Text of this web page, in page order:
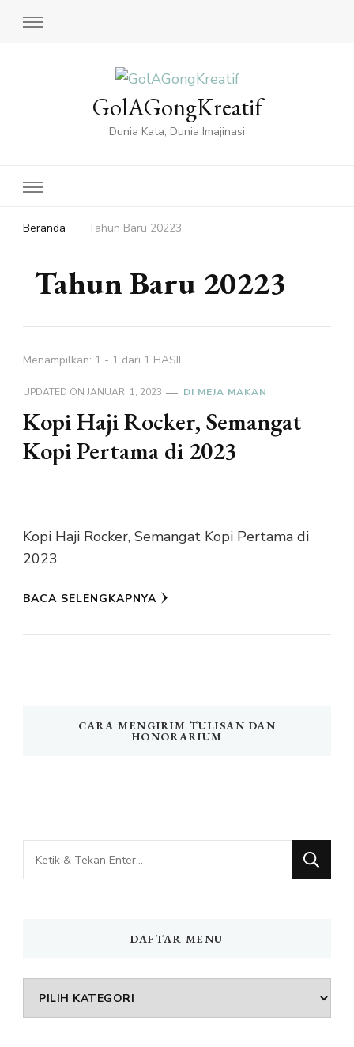
GolAGongKreatif
Dunia Kata, Dunia Imajinasi
Beranda Tahun Baru 20223
Tahun Baru 20223
Menampilkan: 1 - 1 dari 1 HASIL
UPDATED ON JANUARI 1, 2023 DI MEJA MAKAN
Kopi Haji Rocker, Semangat
Kopi Pertama di 2023
Kopi Haji Rocker, Semangat Kopi Pertama di
2023
BACA SELENGKAPNYA
CARA MENGIRIM TULISAN DAN
HONORARIUM
Mencari
Sesuatu?
DAFTAR MENU
DAFTAR
MENU